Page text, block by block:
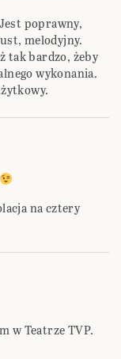
poprawny,
melodyjny.
tak bardzo, żeby
wykonania.
na cztery
w Teatrze TVP.